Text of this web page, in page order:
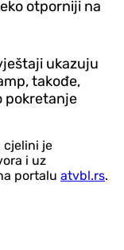
otporniji na
ukazuju
takođe,
pokretanje
cjelini je
i uz
portalu atvbl.rs.